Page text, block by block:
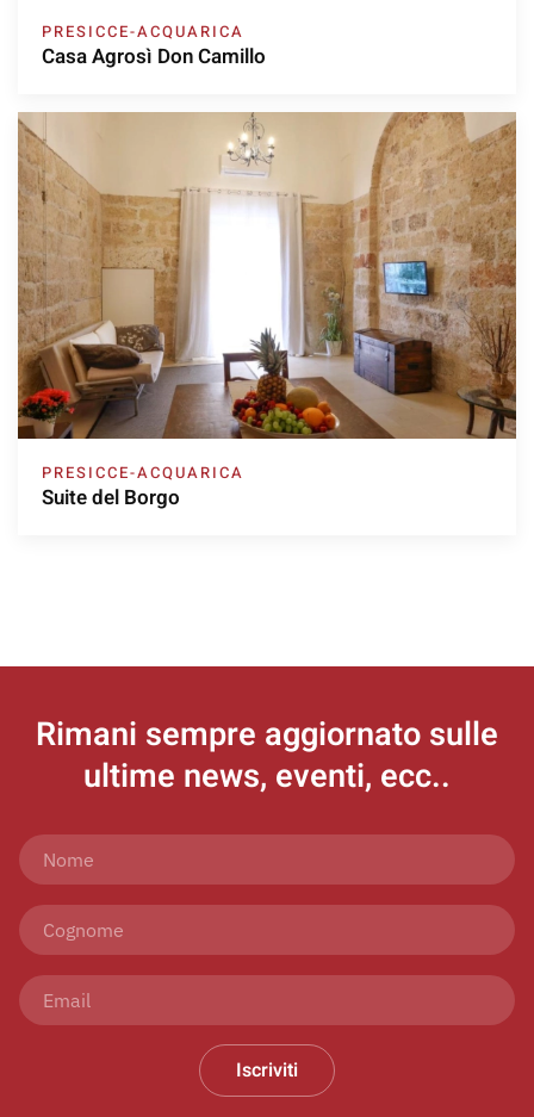
PRESICCE-ACQUARICA
Casa Agrosì Don Camillo
PRESICCE-ACQUARICA
Suite del Borgo
Rimani sempre aggiornato sulle
ultime news, eventi, ecc..
Iscriviti